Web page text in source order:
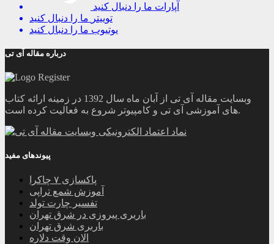
آپارات ما را دنبال کنید
توییتر ما را دنبال کنید
یوتیوب ما را دنبال کنید
درباره مقاله آی تی
وبسایت مقاله آی تی از آبان ماه سال 1392 در زمینه ارائه کتاب
های آموزشی آی تی و کامپیوتر شروع به فعالیت کرده است.
پیوندهای مفید
پاکسازی ۷ چاکرا
آموزش شمع تراپی
تفسیر چارت تولد
باربری پیروزی در شرق تهران
باربری شرق تهران
الان وقت دلاره